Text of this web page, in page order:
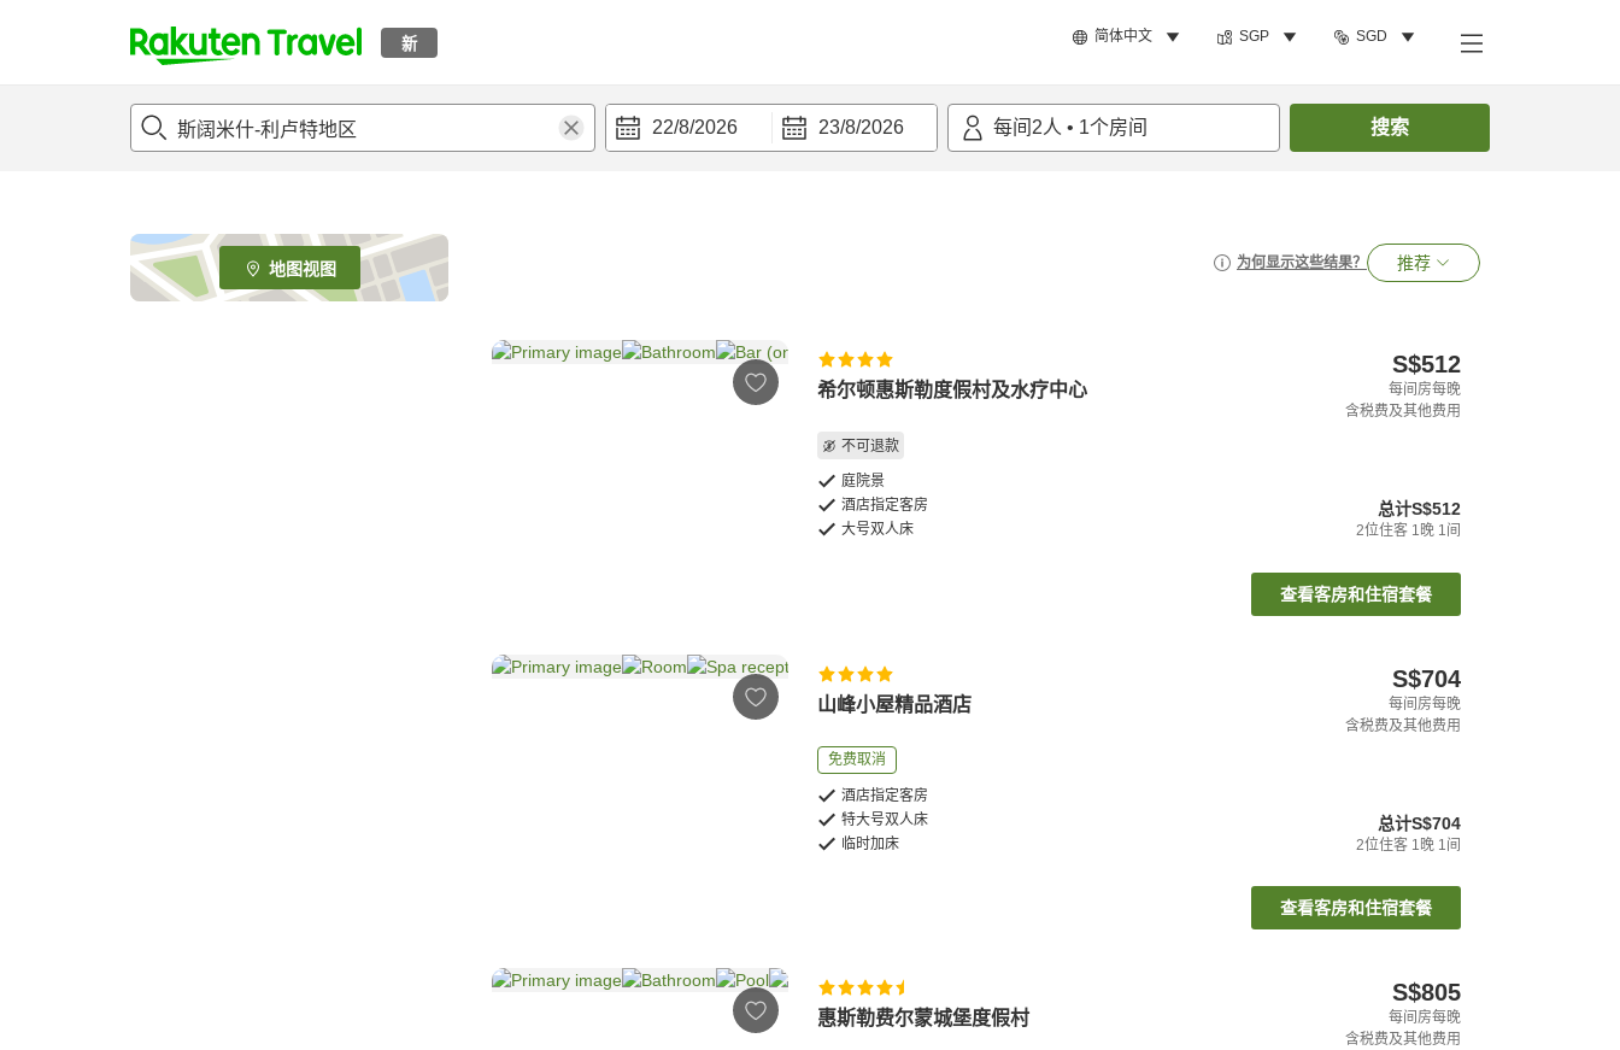
新 简体中文 SGP SGD
t
p
e
_
s
22/8/2026 23/8/2026 每间 2人 • 1个房间 搜索
地图视图 为何显示这些结果？ 推荐
希尔顿惠斯勒度假村及水疗中心
不可退款
庭院景
酒店指定客房
大号双人床
S$512
每间房每晚
含税费及其他费用
总计S$512
2位住客 1晚 1间
查看客房和住宿套餐
山峰小屋精品酒店
免费取消
酒店指定客房
特大号双人床
临时加床
S$704
每间房每晚
含税费及其他费用
总计S$704
2位住客 1 晚 1 间
查看客房和住宿套餐
惠斯勒费尔蒙城堡度假村
S$805
每间房每晚
含税费及其他费用